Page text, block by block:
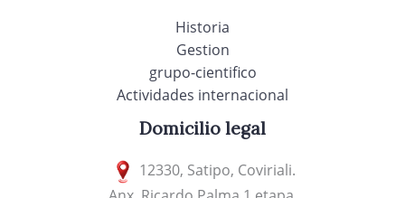
Historia
Gestion
grupo-cientifico
Actividades internacional
Domicilio legal
12330, Satipo, Coviriali.